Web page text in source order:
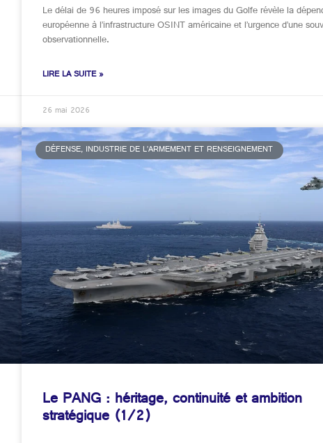
Le délai de 96 heures imposé sur les images du Golfe révèle la
européenne à l’infrastructure OSINT américaine et l’urgence d’une
observationnelle.
LIRE LA SUITE »
26 mai 2026
DÉFENSE, INDUSTRIE DE L’ARMEMENT ET RENSEIGNEMENT
Le PANG : héritage, continuité et ambition
stratégique (1/2)